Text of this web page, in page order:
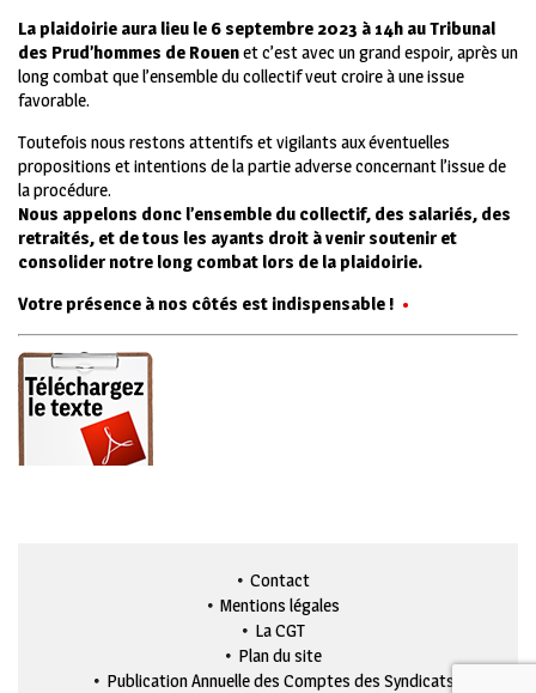
La plaidoirie aura lieu le 6 septembre 2023 à 14h au Tribunal
des Prud’hommes de Rouenet c’est avec un grand espoir, après un
long combat que l’ensemble du collectif veut croire à une issue
favorable.
Toutefois nous restons attentifs et vigilants aux éventuelles
propositions et intentions de la partie adverse concernant l’issue de
la procédure.
Nous appelons donc l’ensemble du collectif, des salariés, des
retraités, et de tous les ayants droit à venir soutenir et
consolider notre long combat lors de la plaidoirie.
Votre présence à nos côtés est indispensable ! •
Contact
Mentions légales
La CGT
Plan du site
Publication Annuelle des Comptes des Syndicats